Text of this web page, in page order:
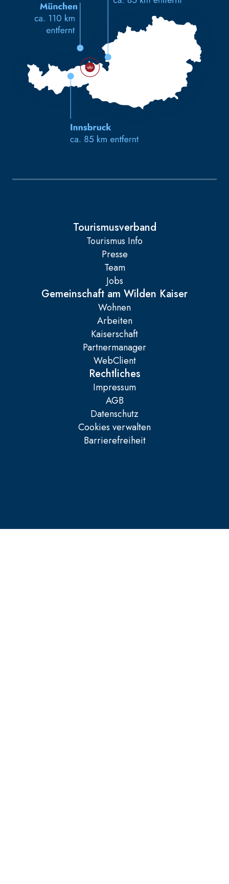
Tourismusverband
Tourismus Info
Presse
Team
Jobs
Gemeinschaft am Wilden Kaiser
Wohnen
Arbeiten
Kaiserschaft
Partnermanager
WebClient
Rechtliches
Impressum
AGB
Datenschutz
Cookies verwalten
Barrierefreiheit